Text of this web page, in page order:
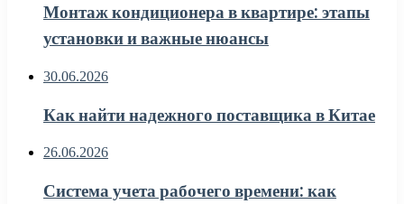
Монтаж кондиционера в квартире: этапы
установки и важные нюансы
30.06.2026
Как найти надежного поставщика в Китае
26.06.2026
Система учета рабочего времени: как